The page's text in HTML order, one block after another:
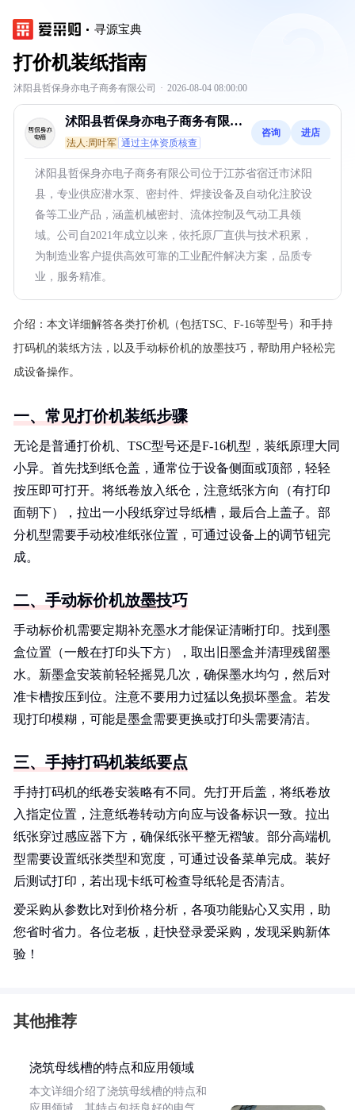
寻源宝典
打价机装纸指南
沭阳县哲保身亦电子商务有限公司 · 2026-08-04 08:00:00
沭阳县哲保身亦电子商务有限公
司
法人:周叶军 通过主体资质核查
咨询 进店
沭阳县哲保身亦电子商务有限公司位于江苏省宿迁市沭阳
县，专业供应潜水泵、密封件、焊接设备及自动化注胶设
备等工业产品，涵盖机械密封、流体控制及气动工具领
域。公司自2021年成立以来，依托原厂直供与技术积累，
为制造业客户提供高效可靠的工业配件解决方案，品质专
业，服务精准。
介绍： 本文详细解答各类打价机（包括TSC、F-16等型号）和手持
打码机的装纸方法，以及手动标价机的放墨技巧，帮助用户轻松完
成设备操作。
一、常见打价机装纸步骤
无论是普通打价机、TSC型号还是F-16机型，装纸原理大同
小异。首先找到纸仓盖，通常位于设备侧面或顶部，轻轻
按压即可打开。将纸卷放入纸仓，注意纸张方向（有打印
面朝下），拉出一小段纸穿过导纸槽，最后合上盖子。部
分机型需要手动校准纸张位置，可通过设备上的调节钮完
成。
二、手动标价机放墨技巧
手动标价机需要定期补充墨水才能保证清晰打印。找到墨
盒位置（一般在打印头下方），取出旧墨盒并清理残留墨
水。新墨盒安装前轻轻摇晃几次，确保墨水均匀，然后对
准卡槽按压到位。注意不要用力过猛以免损坏墨盒。若发
现打印模糊，可能是墨盒需要更换或打印头需要清洁。
三、手持打码机装纸要点
手持打码机的纸卷安装略有不同。先打开后盖，将纸卷放
入指定位置，注意纸卷转动方向应与设备标识一致。拉出
纸张穿过感应器下方，确保纸张平整无褶皱。部分高端机
型需要设置纸张类型和宽度，可通过设备菜单完成。装好
后测试打印，若出现卡纸可检查导纸轮是否清洁。
爱采购从参数比对到价格分析，各项功能贴心又实用，助
您省时省力。各位老板，赶快登录爱采购，发现采购新体
验！
其他推荐
浇筑母线槽的特点和应用领域
本文详细介绍了浇筑母线槽的特点和